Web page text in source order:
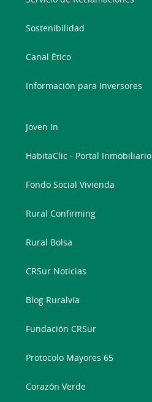
Sostenibilidad
Canal Ético
Información para Inversores
Joven In
HabitaClic - Portal Inmobiliario
Fondo Social Vivienda
Rural Confirming
Rural Bolsa
CRSur Noticias
Blog Ruralvía
Fundación CRSur
Protocolo Mayores 65
Corazón Verde